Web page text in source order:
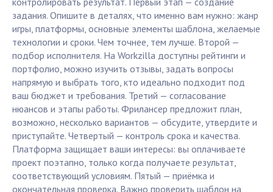
задания. Опишите в деталях, что именно вам нужно: жанр
игры, платформы, основные элементы шаблона, желаемые
технологии и сроки. Чем точнее, тем лучше. Второй —
подбор исполнителя. На Workzilla доступны рейтинги и
портфолио, можно изучить отзывы, задать вопросы
напрямую и выбрать того, кто идеально подходит под
ваш бюджет и требования. Третий — согласование
нюансов и этапы работы. Фрилансер предложит план,
возможно, несколько вариантов — обсудите, утвердите и
приступайте. Четвертый — контроль срока и качества.
Платформа защищает ваши интересы: вы оплачиваете
проект поэтапно, только когда получаете результат,
соответствующий условиям. Пятый — приёмка и
окончательная проверка. Важно проверить шаблон на